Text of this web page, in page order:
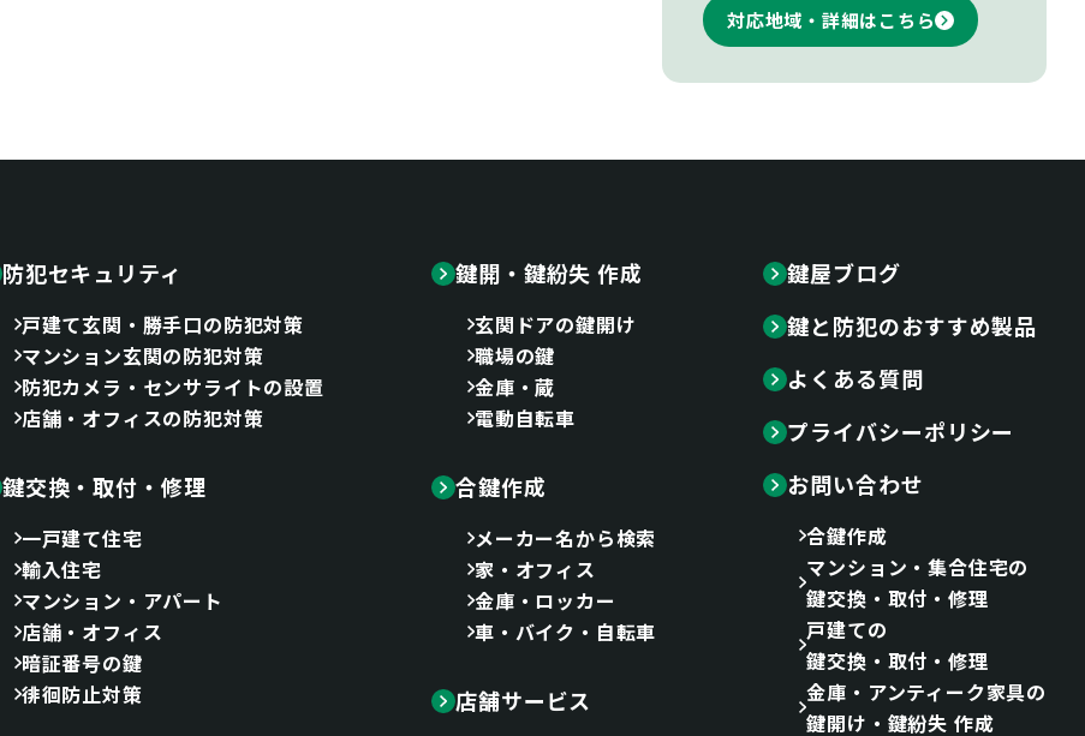
対応地域・詳細はこちら
防犯セキュリティ
戸建て玄関・勝手口の防犯対策
マンション玄関の防犯対策
防犯カメラ・センサライトの設置
店舗・オフィスの防犯対策
鍵交換・取付・修理
一戸建て住宅
輸入住宅
マンション・アパート
店舗・オフィス
暗証番号の鍵
徘徊防止対策
鍵開・鍵紛失 作成
玄関ドアの鍵開け
職場の鍵
金庫・蔵
電動自転車
合鍵作成
メーカー名から検索
家・オフィス
金庫・ロッカー
車・バイク・自転車
店舗サービス
鍵屋ブログ
鍵と防犯のおすすめ製品
よくある質問
プライバシーポリシー
お問い合わせ
合鍵作成
マンション・集合住宅の
鍵交換・取付・修理
戸建ての
鍵交換・取付・修理
金庫・アンティーク家具の
鍵開け・鍵紛失 作成